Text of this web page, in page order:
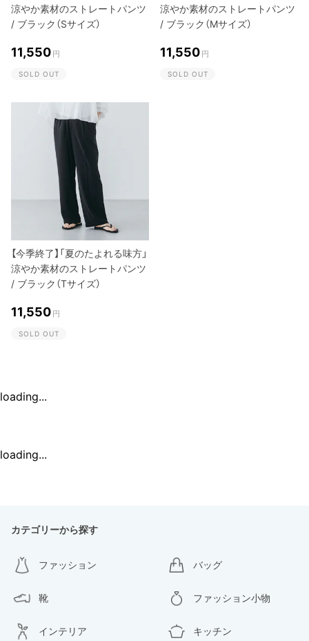
涼やか素材のストレートパンツ
/ ブラック（Sサイズ）
11,550 円
SOLD OUT
涼やか素材のストレートパンツ
/ ブラック（Mサイズ）
11,550 円
SOLD OUT
【今季終了】「夏のたよれる味方」
涼やか素材のストレートパンツ
/ ブラック（Tサイズ）
11,550 円
SOLD OUT
loading...
loading...
カテゴリーから探す
ファッション バッグ
靴 ファッション小物
インテリア キッチン